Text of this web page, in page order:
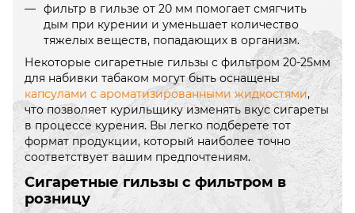
фильтр в гильзе от 20 мм помогает смягчить
дым при курении и уменьшает количество
тяжелых веществ, попадающих в организм.
Некоторые сигаретные гильзы с фильтром 20-25мм
для набивки табаком могут быть оснащены
капсулами с ароматизированными жидкостями,
что позволяет курильщику изменять вкус сигареты
в процессе курения. Вы легко подберете тот
формат продукции, который наиболее точно
соответствует вашим предпочтениям.
Сигаретные гильзы с фильтром в
розницу